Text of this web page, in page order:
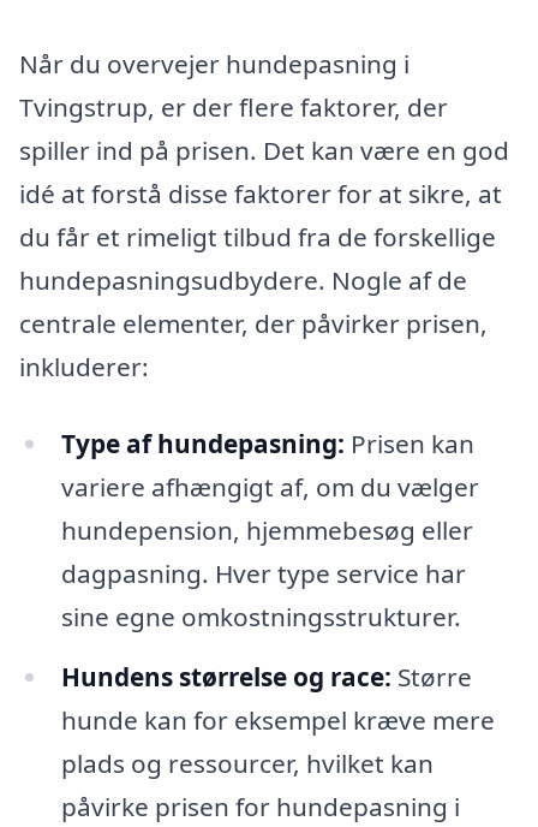
Når du overvejer hundepasning i
Tvingstrup, er der flere faktorer, der
spiller ind på prisen. Det kan være en god
idé at forstå disse faktorer for at sikre, at
du får et rimeligt tilbud fra de forskellige
hundepasningsudbydere. Nogle af de
centrale elementer, der påvirker prisen,
inkluderer:
Type af hundepasning: Prisen kan
variere afhængigt af, om du vælger
hundepension, hjemmebesøg eller
dagpasning. Hver type service har
sine egne omkostningsstrukturer.
Hundens størrelse og race: Større
hunde kan for eksempel kræve mere
plads og ressourcer, hvilket kan
påvirke prisen for hundepasning i